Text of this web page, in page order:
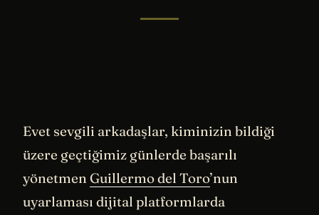
Evet sevgili arkadaşlar, kiminizin bildiği
üzere geçtiğimiz günlerde başarılı
yönetmen Guillermo del Toro’nun
uyarlaması dijital platformlarda